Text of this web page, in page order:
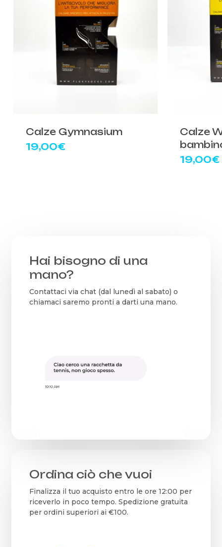
Calze Gymnasium
19,00€
Calze
19,00€
Hai bisogno di una
mano?
Contattaci via chat (dal lunedì al sabato) o
chiamaci saremo pronti a darti una mano.
Ordina ciò che vuoi
Finalizza il tuo acquisto entro le ore 12:00 per
riceverlo in poco tempo. Spedizione gratuita
per ordini superiori ai €100.